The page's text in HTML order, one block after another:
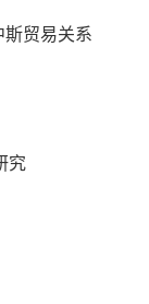
贸易关系
究